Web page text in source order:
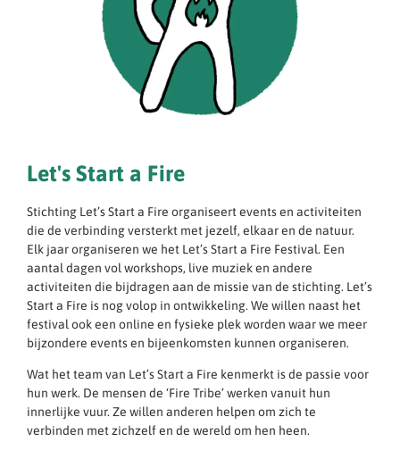
Let's Start a Fire
Stichting Let’s Start a Fire organiseert events en activiteiten
die de verbinding versterkt met jezelf, elkaar en de natuur.
Elk jaar organiseren we het Let’s Start a Fire Festival. Een
aantal dagen vol workshops, live muziek en andere
activiteiten die bijdragen aan de missie van de stichting. Let’s
Start a Fire is nog volop in ontwikkeling. We willen naast het
festival ook een online en fysieke plek worden waar we meer
bijzondere events en bijeenkomsten kunnen organiseren.
Wat het team van Let’s Start a Fire kenmerkt is de passie voor
hun werk. De mensen de ‘Fire Tribe’ werken vanuit hun
innerlijke vuur. Ze willen anderen helpen om zich te
verbinden met zichzelf en de wereld om hen heen.